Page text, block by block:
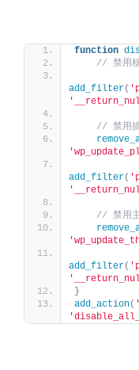
function
// 禁用核
add_filter(
// 禁用插
add_filter(
// 禁用主
add_filter(
}
add_action(